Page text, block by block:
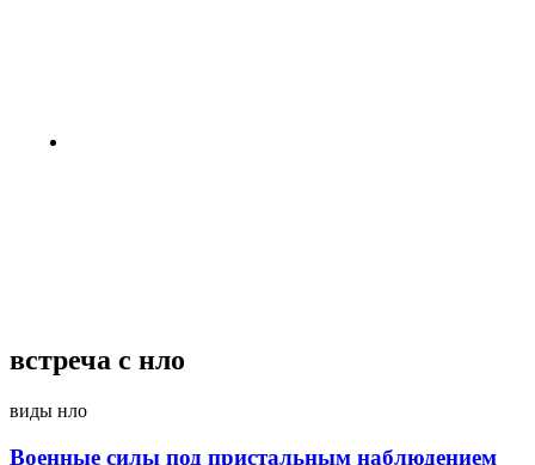
встреча с нло
виды нло
Военные силы под пристальным наблюдением